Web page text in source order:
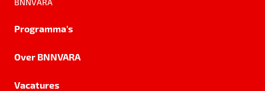
BNNVARA
Programma's
Over BNNVARA
Vacatures